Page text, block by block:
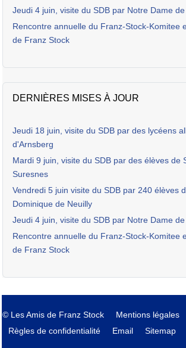
Jeudi 4 juin, visite du SDB par Notre Dame de
Rencontre annuelle du Franz-Stock-Komitee
de Franz Stock
DERNIÈRES MISES À JOUR
Jeudi 18 juin, visite du SDB par des lycéens
d'Arnsberg
Mardi 9 juin, visite du SDB par des élèves de
Suresnes
Vendredi 5 juin visite du SDB par 240 élèves
Dominique de Neuilly
Jeudi 4 juin, visite du SDB par Notre Dame de
Rencontre annuelle du Franz-Stock-Komitee
de Franz Stock
© Les Amis de Franz Stock
Mentions légales
Règles de confidentialité
Email Sitemap